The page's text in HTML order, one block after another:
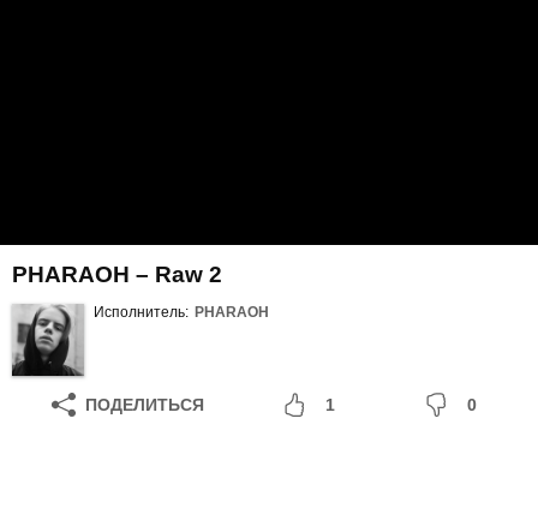
PHARAOH – Raw 2
Исполнитель: PHARAOH
ПОДЕЛИТЬСЯ 1 0